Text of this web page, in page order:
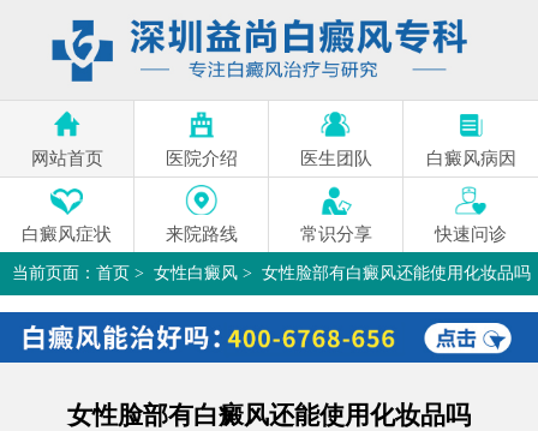
网站首页 医院介绍 医生团队 白癜风病因
白癜风症状 来院路线 常识分享 快速问诊
当前页面： 首页 > 女性白癜风 > 女性脸部有白癜风还能使用化妆品吗
>
女性脸部有白癜风还能使用化妆品吗